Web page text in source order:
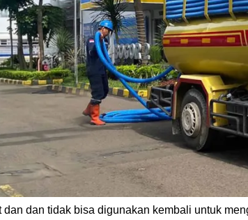
Salah satunya dengan menjaga
sedot WC untuk mengatasi berbagai
di wilayah perkotaan yang padat
ambil untuk menjaga kebersihan lingkungan
merupakan sebuah kelurahan yang ada di
Kelurahan Kenari sekitar 91,4 hektar.
Sedot WC Kelurahan Kenari
dan tidak bisa digunakan kembali untuk